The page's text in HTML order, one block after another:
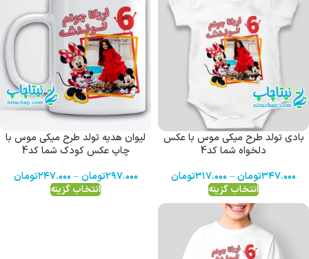
بادی تولد طرح میکی موس با عکس
دلخواه شما کد4
۳۴۷.۰۰۰تومان–۳۱۷.۰۰۰تومان
انتخاب گزینه
لیوان هدیه تولد طرح میکی موس با
چاپ عکس کودک شما کد4
۲۹۷.۰۰۰تومان – ۲۴۷.۰۰۰تومان
انتخاب گزینه